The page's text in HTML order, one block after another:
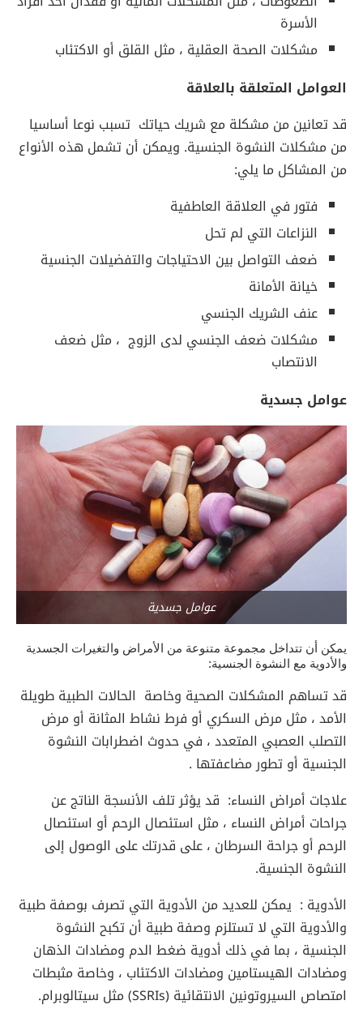
الأسرة
مشكلات الصحة العقلية ، مثل القلق أو الاكتئاب
العوامل المتعلقة بالعلاقة
قد تعانين من مشكلة مع شريك حياتك تسبب نوعا أساسيا
من مشكلات النشوة الجنسية. ويمكن أن تشمل هذه الأنواع
من المشاكل ما يلي:
فتور في العلاقة العاطفية
النزاعات التي لم تحل
ضعف التواصل بين الاحتياجات والتفضيلات الجنسية
خيانة الأمانة
عنف الشريك الجنسي
مشكلات ضعف الجنسي لدى الزوج ، مثل ضعف
الانتصاب
عوامل جسدية
عوامل جسدية
يمكن أن تتداخل مجموعة متنوعة من الأمراض والتغيرات الجسدية
والأدوية مع النشوة الجنسية:
قد تساهم المشكلات الصحية وخاصة الحالات الطبية طويلة
الأمد ، مثل مرض السكري أو فرط نشاط المثانة أو مرض
التصلب العصبي المتعدد ، في حدوث اضطرابات النشوة
الجنسية أو تطور مضاعفتها .
علاجات أمراض النساء: قد يؤثر تلف الأنسجة الناتج عن
جراحات أمراض النساء ، مثل استئصال الرحم أو استئصال
الرحم أو جراحة السرطان ، على قدرتك على الوصول إلى
النشوة الجنسية.
الأدوية : يمكن للعديد من الأدوية التي تصرف بوصفة طبية
والأدوية التي لا تستلزم وصفة طبية أن تكبح النشوة
الجنسية ، بما في ذلك أدوية ضغط الدم ومضادات الذهان
ومضادات الهيستامين ومضادات الاكتئاب ، وخاصة مثبطات
امتصاص السيروتونين الانتقائية (SSRIs) مثل سيتالوبرام.